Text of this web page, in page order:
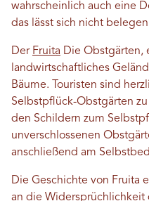
wahrscheinlich auch eine
das lässt sich nicht
Der Fruita Die Obstgärten,
landwirtschaftliches
Bäume. Touristen sind
Selbstpflück-Obstgärten
den Schildern zum
unverschlossenen
anschließend am
Die Geschichte von Fruita
an die Widersprüchlichkeit